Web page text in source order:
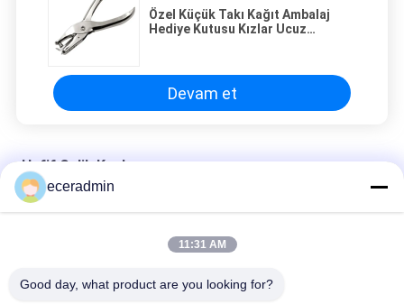
Özel Küçük Takı Kağıt Ambalaj
Hediye Kutusu Kızlar Ucuz
Devam et
Hafif Çelik Keel
Özel Küçük Takı Kağıt Ambalaj Hediye Kutusu Kızlar Ucuz
Özel Küçük Takı Kağıt Ambalaj Hediye Kutusu Kızlar Ucuz
eceradmin
11:31 AM
Good day, what product are you looking for?